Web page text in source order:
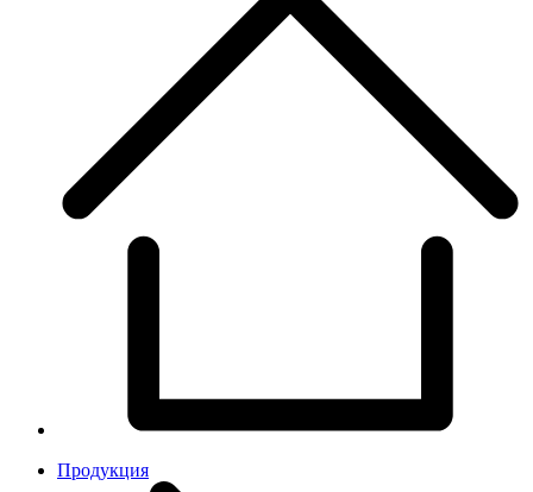
Продукция